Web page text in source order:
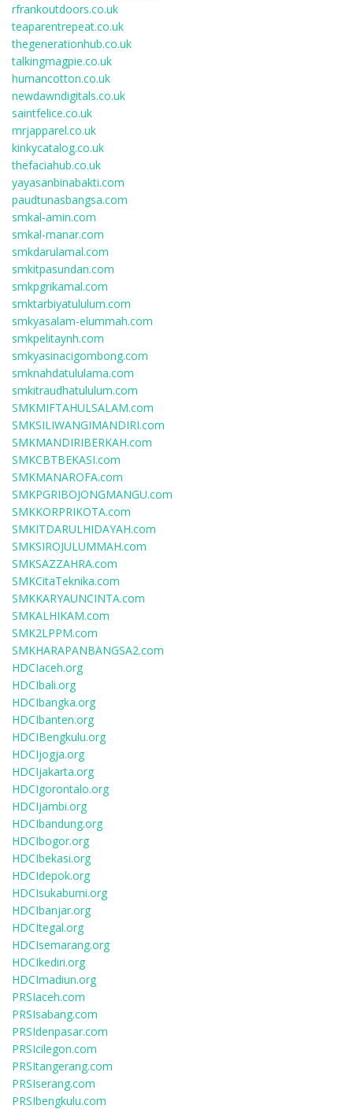
rfrankoutdoors.co.uk
teaparentrepeat.co.uk
thegenerationhub.co.uk
talkingmagpie.co.uk
humancotton.co.uk
newdawndigitals.co.uk
saintfelice.co.uk
mrjapparel.co.uk
kinkycatalog.co.uk
thefaciahub.co.uk
yayasanbinabakti.com
paudtunasbangsa.com
smkal-amin.com
smkal-manar.com
smkdarulamal.com
smkitpasundan.com
smkpgrikamal.com
smktarbiyatululum.com
smkyasalam-elummah.com
smkpelitaynh.com
smkyasinacigombong.com
smknahdatululama.com
smkitraudhatululum.com
SMKMIFTAHULSALAM.com
SMKSILIWANGIMANDIRI.com
SMKMANDIRIBERKAH.com
SMKCBTBEKASI.com
SMKMANAROFA.com
SMKPGRIBOJONGMANGU.com
SMKKORPRIKOTA.com
SMKITDARULHIDAYAH.com
SMKSIROJULUMMAH.com
SMKSAZZAHRA.com
SMKCitaTeknika.com
SMKKARYAUNCINTA.com
SMKALHIKAM.com
SMK2LPPM.com
SMKHARAPANBANGSA2.com
HDCIaceh.org
HDCIbali.org
HDCIbangka.org
HDCIbanten.org
HDCIBengkulu.org
HDCIjogja.org
HDCIjakarta.org
HDCIgorontalo.org
HDCIjambi.org
HDCIbandung.org
HDCIbogor.org
HDCIbekasi.org
HDCIdepok.org
HDCIsukabumi.org
HDCIbanjar.org
HDCItegal.org
HDCIsemarang.org
HDCIkediri.org
HDCImadiun.org
PRSIaceh.com
PRSIsabang.com
PRSIdenpasar.com
PRSIcilegon.com
PRSItangerang.com
PRSIserang.com
PRSIbengkulu.com